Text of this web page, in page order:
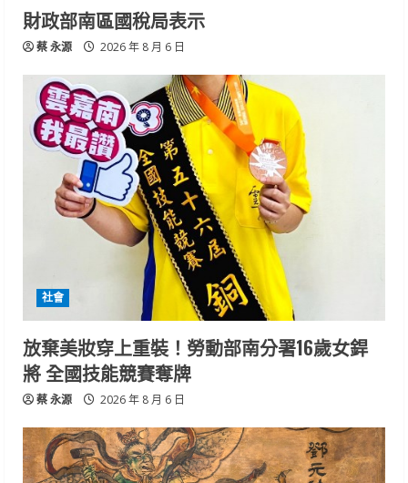
財政部南區國稅局表示
蔡 永源 2026 年 8 月 6 日
社會
放棄美妝穿上重裝！勞動部南分署16歲女銲
將 全國技能競賽奪牌
蔡 永源 2026 年 8 月 6 日